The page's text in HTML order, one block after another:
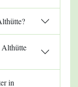
Althütte
in